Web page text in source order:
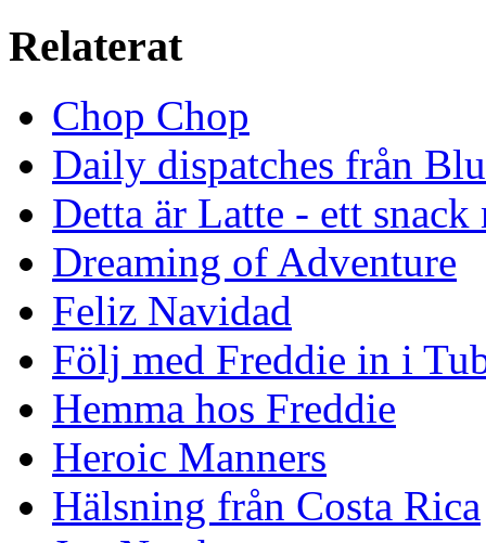
Relaterat
Chop Chop
Daily dispatches från
Detta är Latte - ett
Dreaming of Adventure
Feliz Navidad
Följ med Freddie in i
Hemma hos Freddie
Heroic Manners
Hälsning från Costa Rica